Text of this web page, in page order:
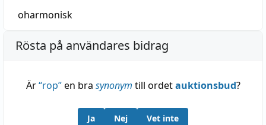
oharmonisk
Rösta på användares bidrag
Är“rop”en bra synonym till ordetauktionsbud?
Ja Nej Vet inte